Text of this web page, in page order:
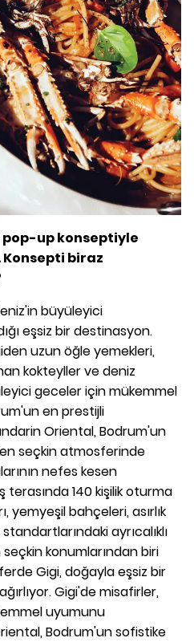
pop-up konseptiyle
biraz
büyüleyici
eşsiz bir destinasyon.
uzun öğle yemekleri,
kokteyller ve deniz
geceler için mükemmel
en prestijli
Oriental, Bodrum'un
seçkin atmosferinde
nefes kesen
terasında 140 kişilik oturma
yemyeşil bahçeleri, asırlık
ayrıcalıklı
konumlarından biri
Gigi, doğayla eşsiz bir
Gigi'de misafirler,
uyumunu
Bodrum'un sofistike